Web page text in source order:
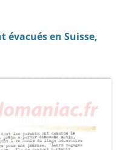
évacués en Suisse,